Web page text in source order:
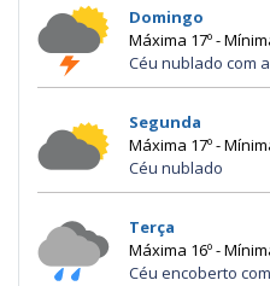
Domingo
Máxima 17º -
Céu nublado com
Segunda
Máxima 17º -
Céu nublado
Terça
Máxima 16º -
Céu encoberto